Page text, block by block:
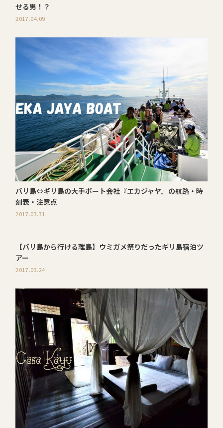
せる男！？
2017.04.09
バリ島⇔ギリ島の大手ボート会社『エカジャヤ』の航路・時
刻表・注意点
2017.03.31
【バリ島から行ける離島】ウミガメ祭りだったギリ島宿泊ツ
アー
2017.03.24